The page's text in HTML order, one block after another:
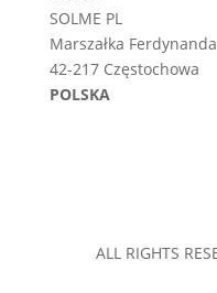
SOLME PL
Marszałka
42-217 Częstochowa
POLSKA
ALL RIGHTS